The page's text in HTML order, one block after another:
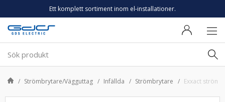
Ett komplett sortiment inom el-installationer.
Strömbrytare/Vägguttag Infällda Strömbrytare Exxact